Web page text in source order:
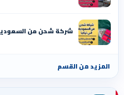
شركة شحن من
المزيد من القسم